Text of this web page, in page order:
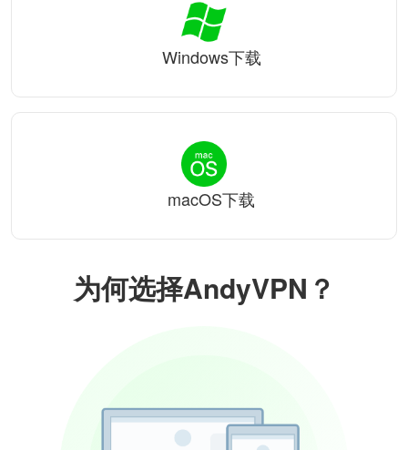
为何选择AndyVPN？
Windows下载
macOS下载